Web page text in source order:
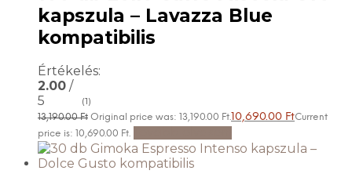
kapszula – Lavazza Blue
kompatibilis
Értékelés:
2.00 /
5
(1)
13,190.00Ft Original price was: 13,190.00 Ft.10,690.00 FtCurrent
price is: 10,690.00 Ft.